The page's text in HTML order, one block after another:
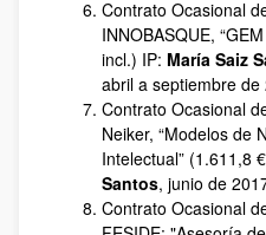
Contrato Ocasional
INNOBASQUE,
incl.) IP: María Saiz
abril a septiembre de
Contrato Ocasional
Neiker, “Modelos de
Intelectual” (1.611,8
Santos, junio de
Contrato Ocasional